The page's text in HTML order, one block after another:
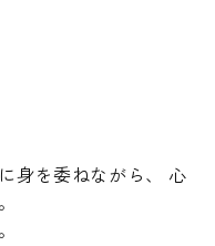
身を委ねながら、 心